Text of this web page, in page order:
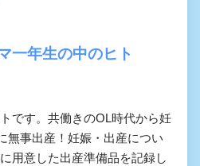
一年生の中のヒト
です。共働きのOL時代から妊
無事出産！妊娠・出産につい
用意した出産準備品を記録し